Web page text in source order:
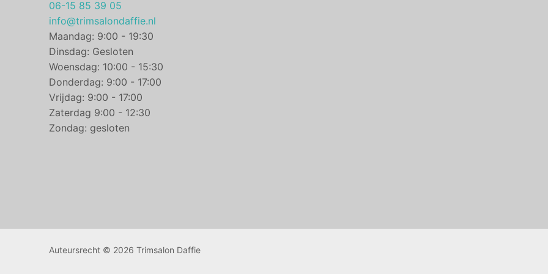
06-15 85 39 05
info@trimsalondaffie.nl
Maandag: 9:00 - 19:30
Dinsdag: Gesloten
Woensdag: 10:00 - 15:30
Donderdag: 9:00 - 17:00
Vrijdag: 9:00 - 17:00
Zaterdag 9:00 - 12:30
Zondag: gesloten
Auteursrecht © 2026 Trimsalon Daffie